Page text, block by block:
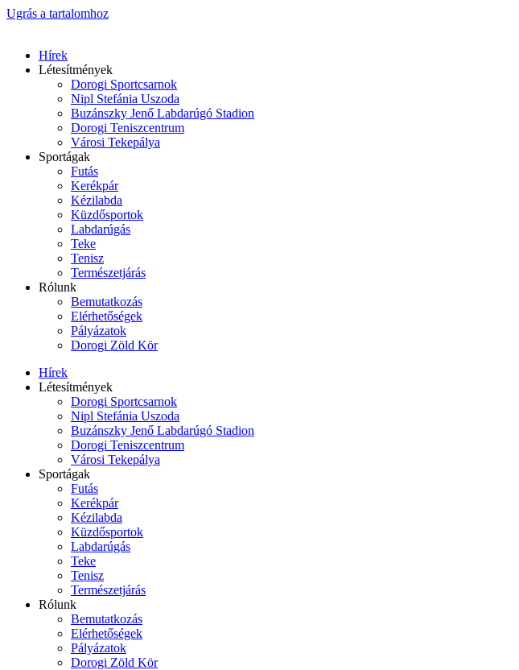
Ugrás a tartalomhoz
Hírek
Létesítmények
Dorogi Sportcsarnok
Nipl Stefánia Uszoda
Buzánszky Jenő Labdarúgó Stadion
Dorogi Teniszcentrum
Városi Tekepálya
Sportágak
Futás
Kerékpár
Kézilabda
Küzdősportok
Labdarúgás
Teke
Tenisz
Természetjárás
Rólunk
Bemutatkozás
Elérhetőségek
Pályázatok
Dorogi Zöld Kör
Hírek
Létesítmények
Dorogi Sportcsarnok
Nipl Stefánia Uszoda
Buzánszky Jenő Labdarúgó Stadion
Dorogi Teniszcentrum
Városi Tekepálya
Sportágak
Futás
Kerékpár
Kézilabda
Küzdősportok
Labdarúgás
Teke
Tenisz
Természetjárás
Rólunk
Bemutatkozás
Elérhetőségek
Pályázatok
Dorogi Zöld Kör